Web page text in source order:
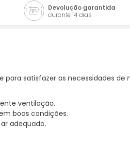
Devolução garantida
durante 14 dias
satisfazer as necessidades de
ventilação.
boas condições.
adequado.